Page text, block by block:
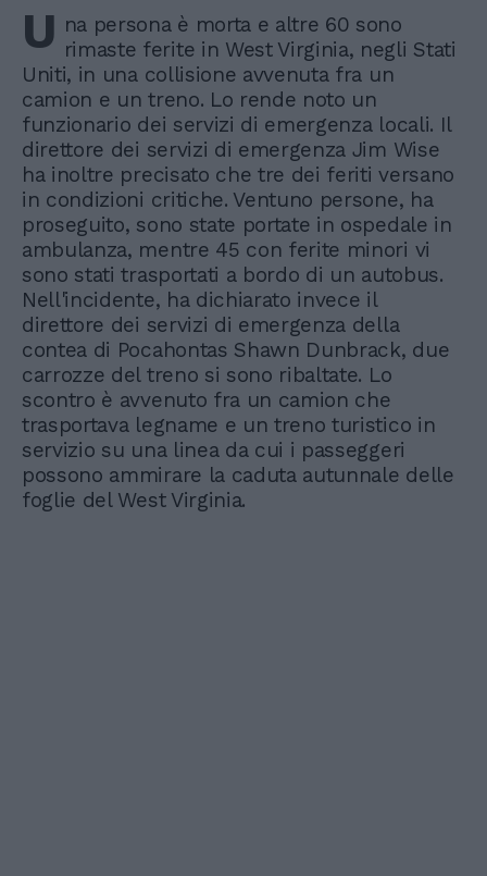
U na persona è morta e altre 60 sono
rimaste ferite in West Virginia, negli Stati
Uniti, in una collisione avvenuta fra un
camion e un treno. Lo rende noto un
funzionario dei servizi di emergenza locali. Il
direttore dei servizi di emergenza Jim Wise
ha inoltre precisato che tre dei feriti versano
in condizioni critiche. Ventuno persone, ha
proseguito, sono state portate in ospedale in
ambulanza, mentre 45 con ferite minori vi
sono stati trasportati a bordo di un autobus.
Nell'incidente, ha dichiarato invece il
direttore dei servizi di emergenza della
contea di Pocahontas Shawn Dunbrack, due
carrozze del treno si sono ribaltate. Lo
scontro è avvenuto fra un camion che
trasportava legname e un treno turistico in
servizio su una linea da cui i passeggeri
possono ammirare la caduta autunnale delle
foglie del West Virginia.